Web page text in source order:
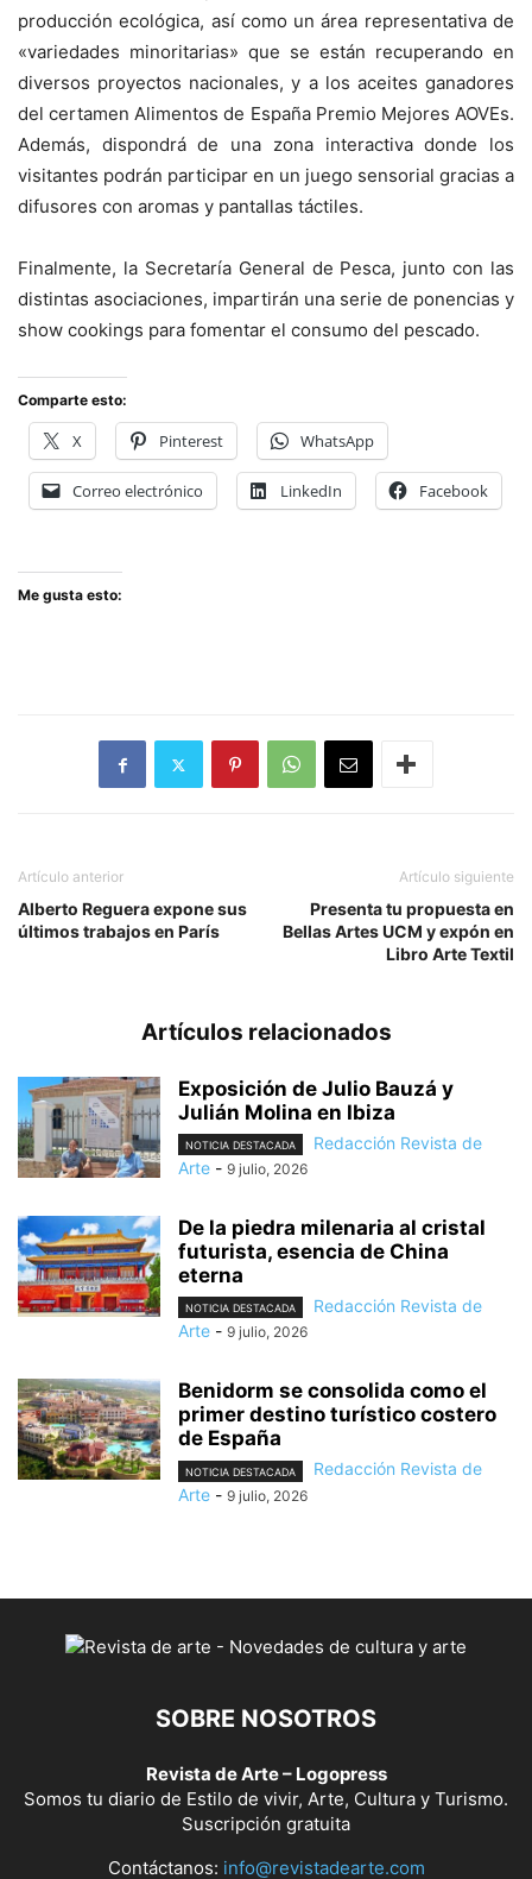
producción ecológica, así como un área representativa de
«variedades minoritarias» que se están recuperando en
diversos proyectos nacionales, y a los aceites ganadores
del certamen Alimentos de España Premio Mejores AOVEs.
Además, dispondrá de una zona interactiva donde los
visitantes podrán participar en un juego sensorial gracias a
difusores con aromas y pantallas táctiles.
Finalmente, la Secretaría General de Pesca, junto con las
distintas asociaciones, impartirán una serie de ponencias y
show cookings para fomentar el consumo del pescado.
Comparte esto:
X Pinterest WhatsApp
Correo electrónico LinkedIn Facebook
Me gusta esto:
Artículo anterior
Alberto Reguera expone sus
últimos trabajos en París
Artículo siguiente
Presenta tu propuesta en
Bellas Artes UCM y expón en
Libro Arte Textil
Artículos relacionados
Exposición de Julio Bauzá y
Julián Molina en Ibiza
NOTICIA DESTACADA
Redacción Revista de
Arte - 9 julio, 2026
De la piedra milenaria al cristal
futurista, esencia de China
eterna
NOTICIA DESTACADA
Redacción Revista de
Arte - 9 julio, 2026
Benidorm se consolida como el
primer destino turístico costero
de España
NOTICIA DESTACADA
Redacción Revista de
Arte - 9 julio, 2026
SOBRE NOSOTROS
Revista de Arte – Logopress
Somos tu diario de Estilo de vivir, Arte, Cultura y Turismo.
Suscripción gratuita
Contáctanos: info@revistadearte.com